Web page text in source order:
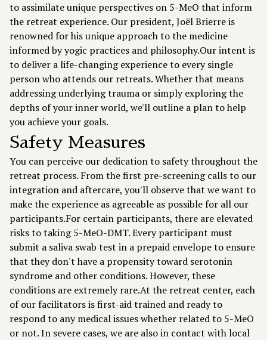
to assimilate unique perspectives on 5-MeO that inform
the retreat experience. Our president, Joël Brierre is
renowned for his unique approach to the medicine
informed by yogic practices and philosophy.Our intent is
to deliver a life-changing experience to every single
person who attends our retreats. Whether that means
addressing underlying trauma or simply exploring the
depths of your inner world, we'll outline a plan to help
you achieve your goals.
Safety Measures
You can perceive our dedication to safety throughout the
retreat process. From the first pre-screening calls to our
integration and aftercare, you'll observe that we want to
make the experience as agreeable as possible for all our
participants.For certain participants, there are elevated
risks to taking 5-MeO-DMT. Every participant must
submit a saliva swab test in a prepaid envelope to ensure
that they don't have a propensity toward serotonin
syndrome and other conditions. However, these
conditions are extremely rare.At the retreat center, each
of our facilitators is first-aid trained and ready to
respond to any medical issues whether related to 5-MeO
or not. In severe cases, we are also in contact with local